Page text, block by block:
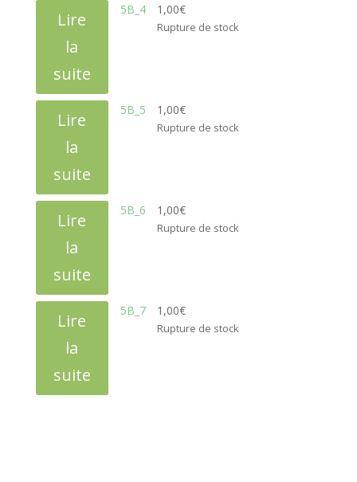
Lire
la
suite
5B_4 1,00€
Rupture de stock
Lire
la
suite
5B_5 1,00€
Rupture de stock
Lire
la
suite
5B_6 1,00€
Rupture de stock
Lire
la
suite
5B_7 1,00€
Rupture de stock